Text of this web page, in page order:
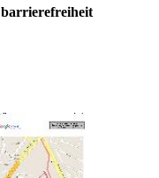
barrierefreiheit